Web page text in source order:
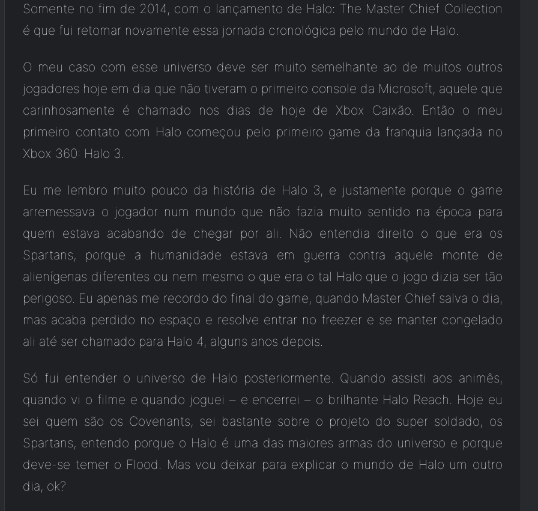
Somente no fim de 2014, com o lançamento de Halo: The Master Chief Collection
é que fui retomar novamente essa jornada cronológica pelo mundo de Halo.
O meu caso com esse universo deve ser muito semelhante ao de muitos outros
jogadores hoje em dia que não tiveram o primeiro console da Microsoft, aquele que
carinhosamente é chamado nos dias de hoje de Xbox Caixão. Então o meu
primeiro contato com Halo começou pelo primeiro game da franquia lançada no
Xbox 360: Halo 3.
Eu me lembro muito pouco da história de Halo 3, e justamente porque o game
arremessava o jogador num mundo que não fazia muito sentido na época para
quem estava acabando de chegar por ali. Não entendia direito o que era os
Spartans, porque a humanidade estava em guerra contra aquele monte de
alienígenas diferentes ou nem mesmo o que era o tal Halo que o jogo dizia ser tão
perigoso. Eu apenas me recordo do final do game, quando Master Chief salva o dia,
mas acaba perdido no espaço e resolve entrar no freezer e se manter congelado
ali até ser chamado para Halo 4, alguns anos depois.
Só fui entender o universo de Halo posteriormente. Quando assisti aos animês,
quando vi o filme e quando joguei – e encerrei – o brilhante Halo Reach. Hoje eu
sei quem são os Covenants, sei bastante sobre o projeto do super soldado, os
Spartans, entendo porque o Halo é uma das maiores armas do universo e porque
deve-se temer o Flood. Mas vou deixar para explicar o mundo de Halo um outro
dia, ok?